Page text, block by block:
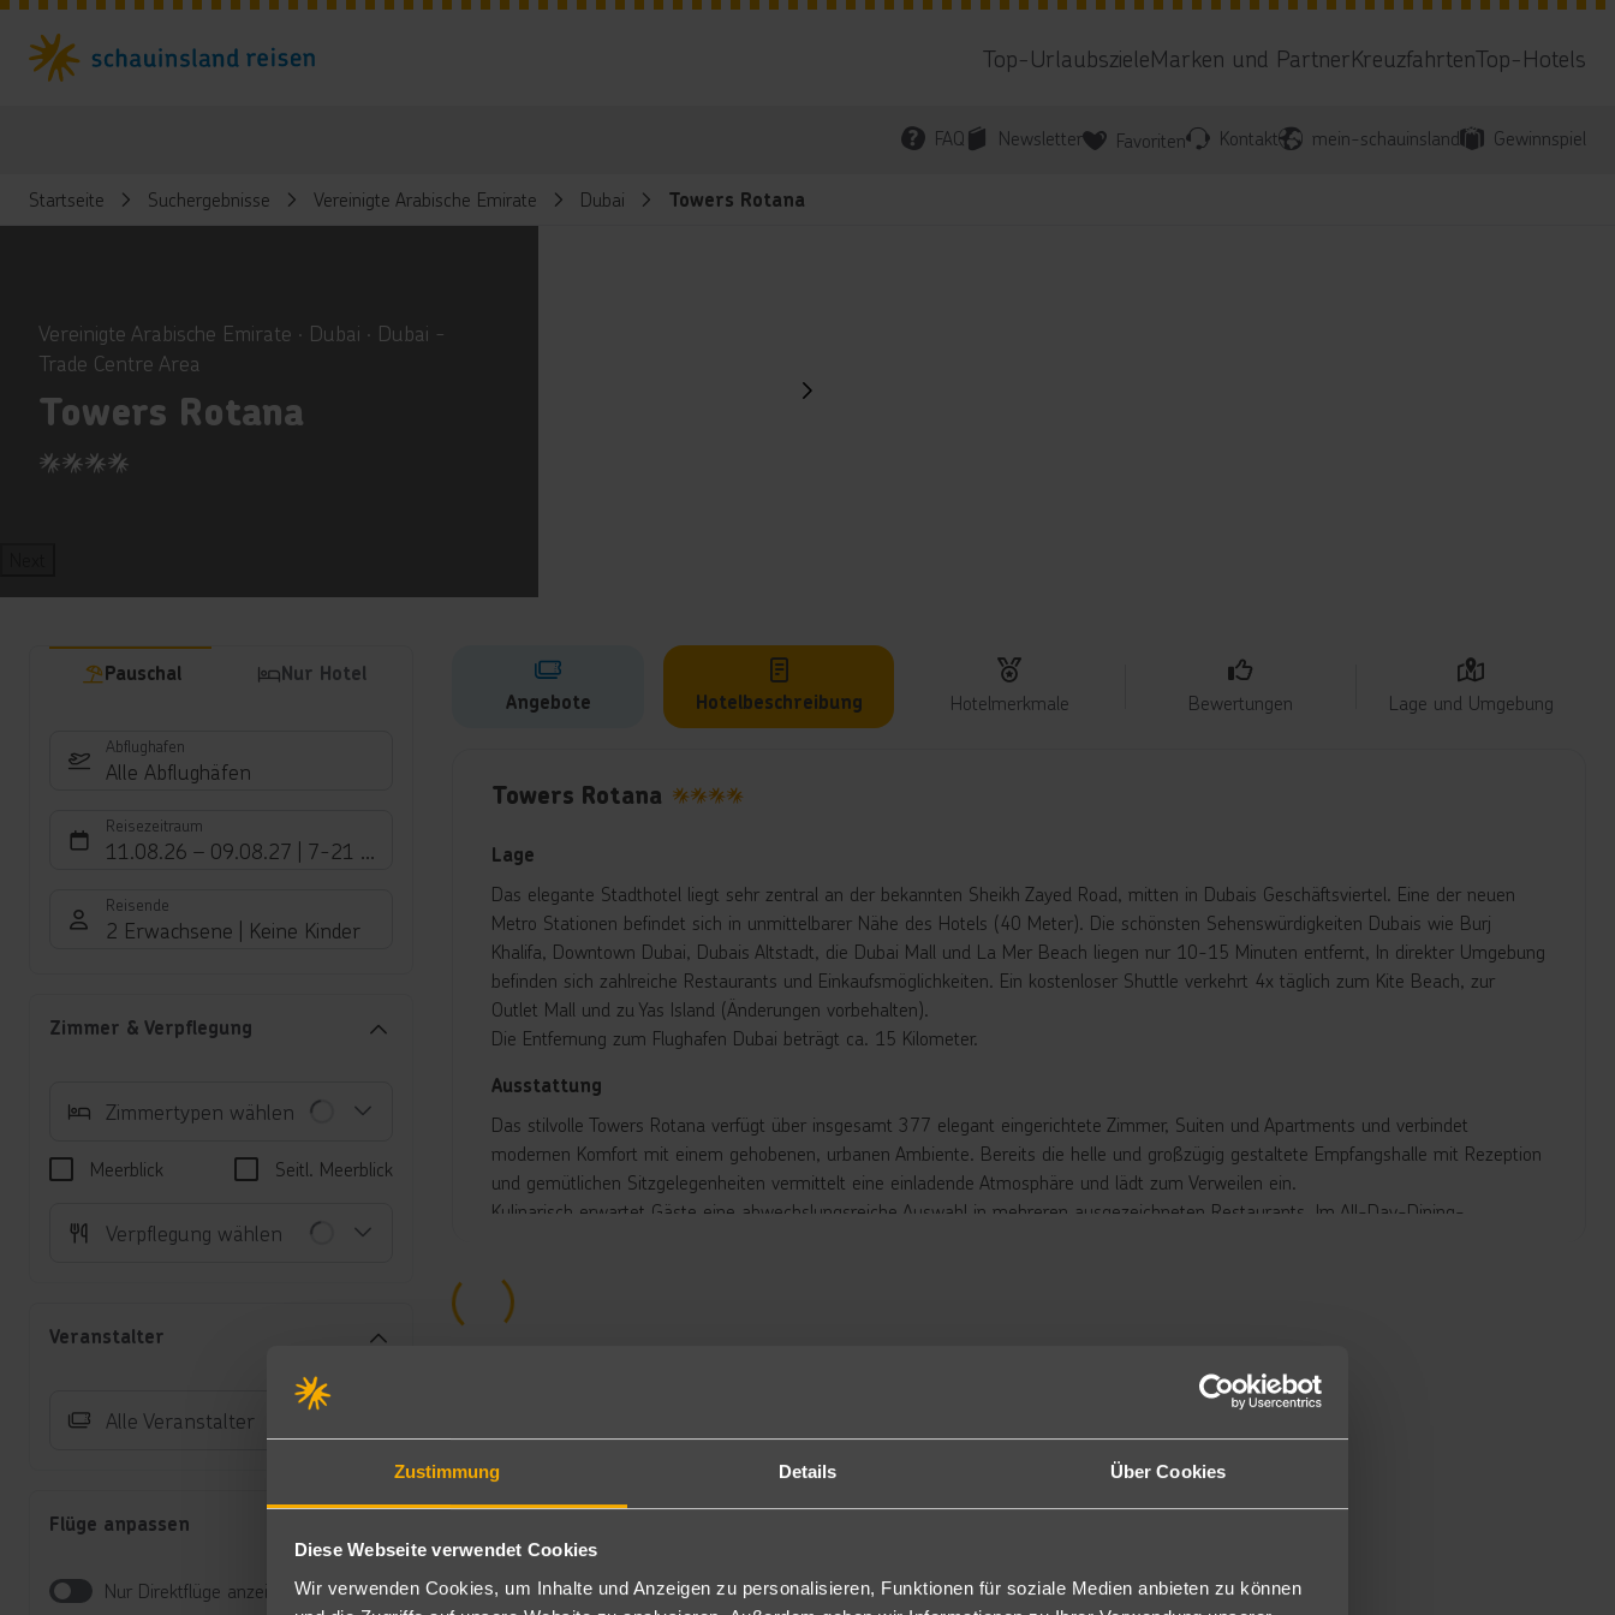
Zustimmung Details Über Cookies
Diese Webseite verwendet Cookies
Wir verwenden Cookies, um Inhalte und Anzeigen zu personalisieren, Funktionen für soziale Medien anbieten zu können
Top-UrlaubszieleMarken und PartnerKreuzfahrtenTop-Hotels
FAQ Newsletter Favoriten Kontakt mein-schauinsland Gewinnspiel
Startseite Suchergebnisse Vereinigte Arabische Emirate Dubai Towers Rotana
Vereinigte Arabische Emirate ∙ Dubai ∙ Dubai -
Trade Centre Area
Towers Rotana
4
Pauschal Nur Hotel
Abflughafen
Alle Abflughäfen
Reisezeitraum
11.08.26 – 09.08.27 7-21 Nächte
Reisende
2 Erwachsene Keine Kinder
Zimmer & Verpflegung
Zimmertypen wählen
Meerblick Seitl. Meerblick
Verpflegung wählen
Veranstalter
Alle Veranstalter
Flüge anpassen
Nur Direktflüge anzeigen
Angebote Hotelbeschreibung Hotelmerkmale Bewertungen Lage und Umgebung
Towers Rotana
Lage
Das elegante Stadthotel liegt sehr zentral an der bekannten Sheikh Zayed Road, mitten in Dubais Geschäftsviertel. Eine der neuen
Metro Stationen befindet sich in unmittelbarer Nähe des Hotels (40 Meter). Die schönsten Sehenswürdigkeiten Dubais wie Burj
Khalifa, Downtown Dubai, Dubais Altstadt, die Dubai Mall und La Mer Beach liegen nur 10-15 Minuten entfernt, In direkter Umgebung
befinden sich zahlreiche Restaurants und Einkaufsmöglichkeiten. Ein kostenloser Shuttle verkehrt 4x täglich zum Kite Beach, zur
Outlet Mall und zu Yas Island (Änderungen vorbehalten).
Die Entfernung zum Flughafen Dubai beträgt ca. 15 Kilometer.
Ausstattung
Das stilvolle Towers Rotana verfügt über insgesamt 377 elegant eingerichtete Zimmer, Suiten und Apartments und verbindet
modernen Komfort mit einem gehobenen, urbanen Ambiente. Bereits die helle und großzügig gestaltete Empfangshalle mit Rezeption
und gemütlichen Sitzgelegenheiten vermittelt eine einladende Atmosphäre und lädt zum Verweilen ein.
Kulinarisch erwartet Gäste eine abwechslungsreiche Auswahl in mehreren ausgezeichneten Restaurants. Im All-Day-Dining-
frischem Gebäck sowie leichten Gerichten wie Salaten und Snacks.
Ein besonderes Highlight des Hotels ist die bekannte „Long’s Bar“, die als eine der längsten Bars im Nahen Osten gilt. In typisch
Im Außenbereich lädt der auf dem Dach des Annex-Gebäudes gelegene Poolbereich zum Entspannen ein. Hier befinden sich ein
Swimmingpool mit separatem Kinderbecken, eine Sonnenterrasse mit Liegen sowie ein Whirlpool. Die „Aquarius“ Pool- und Snackbar
sorgt mit erfrischenden Getränken und leichten Snacks für zusätzlichen Komfort.
Abgerundet wird das Angebot durch einen Schönheitssalon, einen Friseur, ein modernes Fitnesscenter sowie einen Souvenirshop.
Unterbringung
Doppelzimmer: Die elegant ausgestatteten Doppelzimmer (D/DE) sind ca. 29 m² und verfügen über Bad/WC, Föhn, 32 LCD-TV,